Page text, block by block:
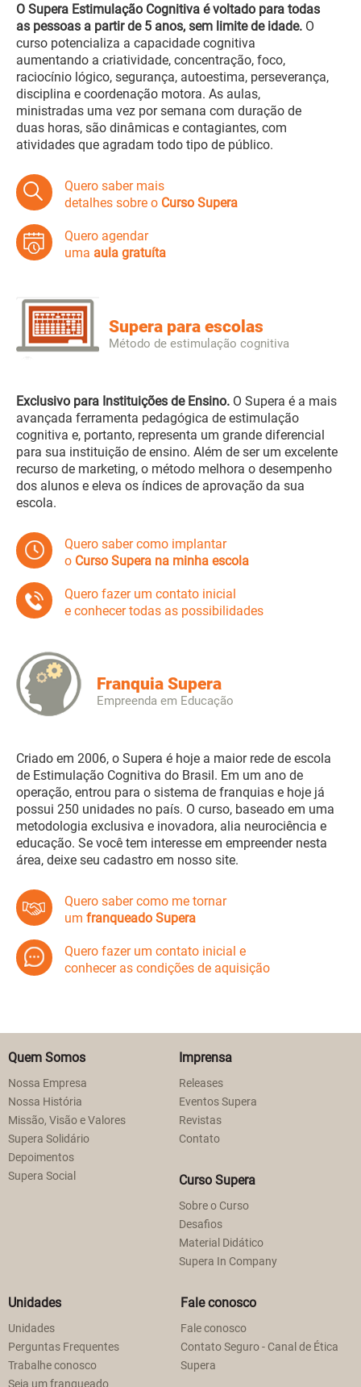
O Supera Estimulação Cognitiva é voltado para todas
as pessoas a partir de 5 anos, sem limite de idade. O
curso potencializa a capacidade cognitiva
aumentando a criatividade, concentração, foco,
raciocínio lógico, segurança, autoestima, perseverança,
disciplina e coordenação motora. As aulas,
ministradas uma vez por semana com duração de
duas horas, são dinâmicas e contagiantes, com
atividades que agradam todo tipo de público.
Quero saber mais
detalhes sobre o Curso Supera
Quero agendar
uma aula gratuíta
Supera para escolas
Método de estimulação cognitiva
Exclusivo para Instituições de Ensino. O Supera é a mais
avançada ferramenta pedagógica de estimulação
cognitiva e, portanto, representa um grande diferencial
para sua instituição de ensino. Além de ser um excelente
recurso de marketing, o método melhora o desempenho
dos alunos e eleva os índices de aprovação da sua
escola.
Quero saber como implantar
o Curso Supera na minha escola
Quero fazer um contato inicial
e conhecer todas as possibilidades
Franquia Supera
Empreenda em Educação
Criado em 2006, o Supera é hoje a maior rede de escola
de Estimulação Cognitiva do Brasil. Em um ano de
operação, entrou para o sistema de franquias e hoje já
possui 250 unidades no país. O curso, baseado em uma
metodologia exclusiva e inovadora, alia neurociência e
educação. Se você tem interesse em empreender nesta
área, deixe seu cadastro em nosso site.
Quero saber como me tornar
um franqueado Supera
Quero fazer um contato inicial e
conhecer as condições de aquisição
Quem Somos
Nossa Empresa
Nossa História
Missão, Visão e Valores
Supera Solidário
Depoimentos
Supera Social
Imprensa
Releases
Eventos Supera
Revistas
Contato
Curso Supera
Sobre o Curso
Desafios
Material Didático
Supera In Company
Unidades
Unidades
Perguntas Frequentes
Trabalhe conosco
Fale conosco
Fale conosco
Contato Seguro - Canal de Ética
Supera